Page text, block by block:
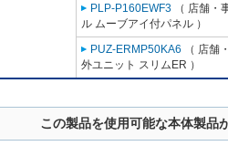
PLP-P160EWF3 （ 店舗・
ル ムーブアイ付パネル ）
PUZ-ERMP50KA6 （ 店舗
外ユニット スリムER ）
この製品を使用可能な本体製品